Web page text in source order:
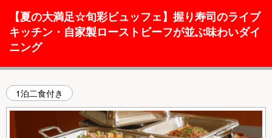
【夏の大満足☆旬彩ビュッフェ】握り寿司のライブ
キッチン・自家製ローストビーフが並ぶ味わいダイ
ニング
1泊二食付き